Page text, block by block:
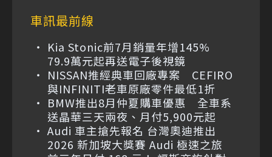
車訊最前線
Kia Stonic前7月銷量年增145%
79.9萬元起再送電子後視鏡
NISSAN推經典車回廠專案 CEFIRO
與INFINITI老車原廠零件最低1折
BMW推出8月仲夏購車優惠 全車系
送晶華三天兩夜、月付5,900元起
Audi 車主搶先報名 台灣奧迪推出
2026 新加坡大獎賽 Audi 極速之旅